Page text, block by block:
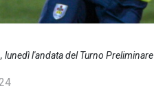
lunedì l'andata del Turno Preliminare